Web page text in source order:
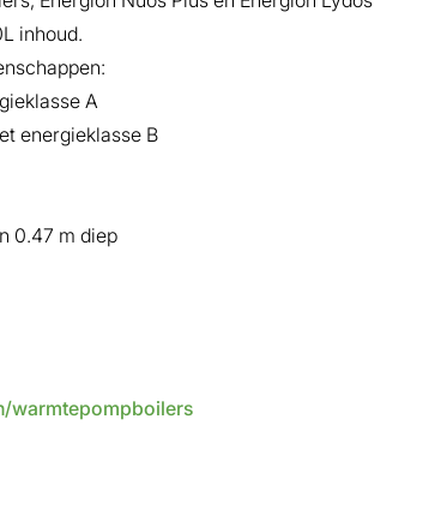
inhoud.
A
energieklasse B
0.47 m diep
warmtepompboilers